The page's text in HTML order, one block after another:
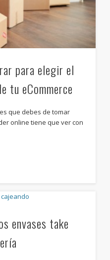
para elegir el
tu eCommerce
que debes de tomar
online tiene que ver con
envases take